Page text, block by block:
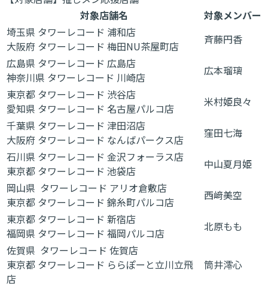
対象店舗名
対象メンバー
埼玉県 タワーレコード 浦和店
大阪府 タワーレコード 梅田NU茶屋町店
斉藤円香
広島県 タワーレコード 広島店
神奈川県 タワーレコード 川崎店
広本瑠璃
東京都 タワーレコード 渋谷店
愛知県 タワーレコード 名古屋パルコ店
米村姫良々
千葉県 タワーレコード 津田沼店
大阪府 タワーレコード なんばパークス店
窪田七海
石川県 タワーレコード 金沢フォーラス店
東京都 タワーレコード 池袋店
中山夏月姫
岡山県 タワーレコード アリオ倉敷店
東京都 タワーレコード 錦糸町パルコ店
西﨑美空
東京都 タワーレコード 新宿店
福岡県 タワーレコード 福岡パルコ店
北原もも
佐賀県 タワーレコード 佐賀店
東京都 タワーレコード ららぽーと立川立飛
店
筒井澪心